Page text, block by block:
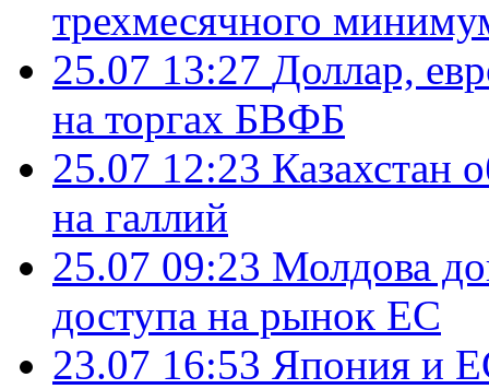
трехмесячного
25.07 13:27 Доллар,
на торгах БВФБ
25.07 12:23 Казахстан
на галлий
25.07 09:23 Молдова
доступа на рынок ЕС
23.07 16:53 Япония и